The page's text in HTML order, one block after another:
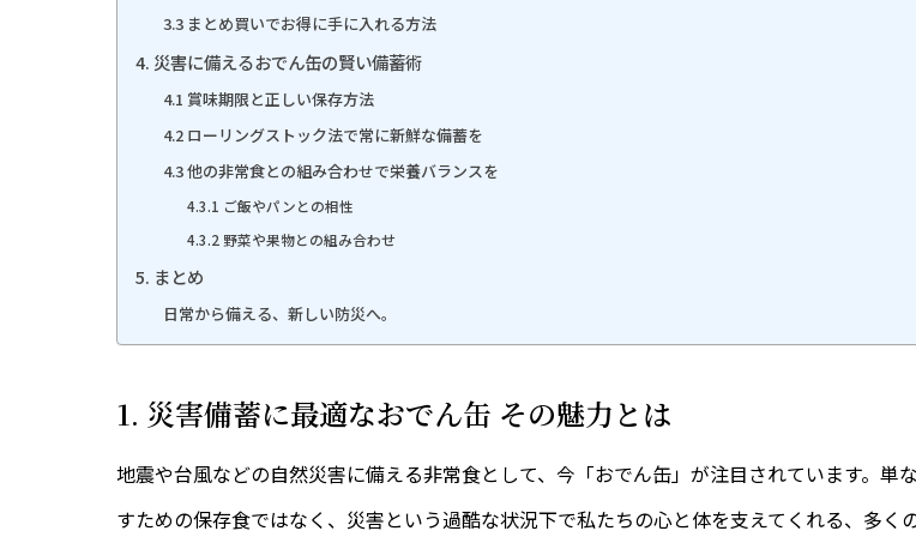
3.3 まとめ買いでお得に手に入れる方法
4. 災害に備えるおでん缶の賢い備蓄術
4.1 賞味期限と正しい保存方法
4.2 ローリングストック法で常に新鮮な備蓄を
4.3 他の非常食との組み合わせで栄養バランスを
4.3.1 ご飯やパンとの相性
4.3.2 野菜や果物との組み合わせ
5. まとめ
日常から備える、新しい防災へ。
1. 災害備蓄に最適なおでん缶 その魅力とは
地震や台風などの自然災害に備える非常食として、今「おでん缶」が注目されています。単
すための保存食ではなく、災害という過酷な状況下で私たちの心と体を支えてくれる、多く